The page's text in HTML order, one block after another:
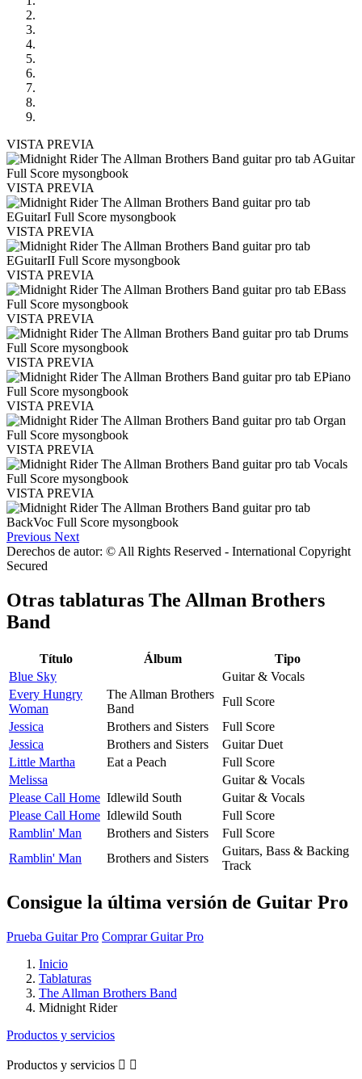
VISTA PREVIA
VISTA PREVIA
VISTA PREVIA
VISTA PREVIA
VISTA PREVIA
VISTA PREVIA
VISTA PREVIA
VISTA PREVIA
VISTA PREVIA
Previous Next
Derechos de autor: © All Rights Reserved - International Copyright
Secured
Otras tablaturas The Allman Brothers
Band
Título Álbum
Tipo
Blue Sky
Guitar & Vocals
Every Hungry
Woman
The Allman Brothers
Band
Full Score
Jessica
Brothers and Sisters
Full Score
Jessica
Brothers and Sisters
Guitar Duet
Little Martha
Eat a Peach
Full Score
Melissa
Guitar & Vocals
Please Call Home Idlewild South
Guitar & Vocals
Please Call Home Idlewild South
Full Score
Ramblin' Man
Brothers and Sisters
Full Score
Ramblin' Man
Brothers and Sisters
Guitars, Bass & Backing
Track
Consigue la última versión de Guitar Pro
Prueba Guitar Pro Comprar Guitar Pro
Inicio
Tablaturas
The Allman Brothers Band
Midnight Rider
Productos y servicios
Productos y servicios  